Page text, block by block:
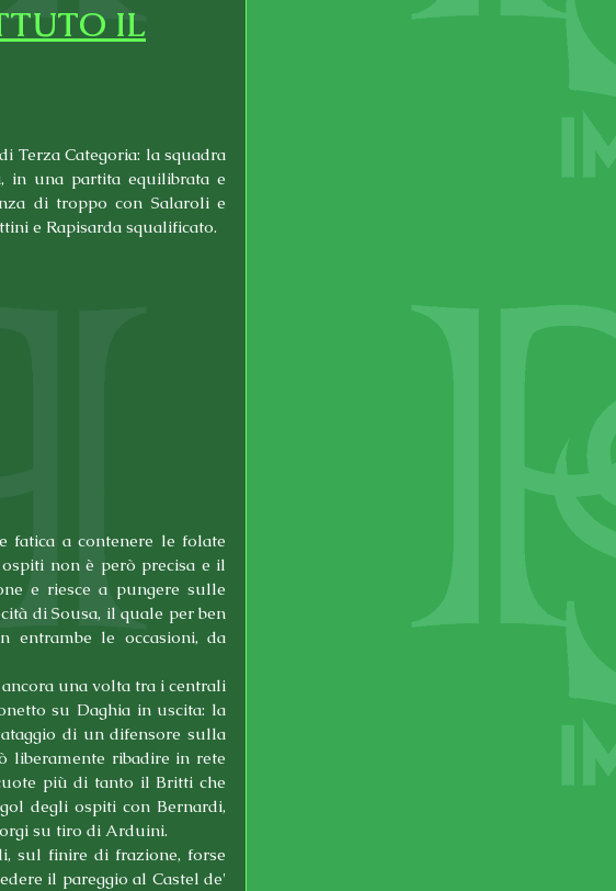
IL
Terza Categoria: la squadra
una partita equilibrata e
di troppo con Salaroli e
e Rapisarda squalificato.
fatica a contenere le folate
non è però precisa e il
e riesce a pungere sulle
di Sousa, il quale per ben
entrambe le occasioni, da
una volta tra i centrali
su Daghia in uscita: la
di un difensore sulla
liberamente ribadire in rete
più di tanto il Britti che
degli ospiti con Bernardi,
su tiro di Arduini.
sul finire di frazione, forse
il pareggio al Castel de'